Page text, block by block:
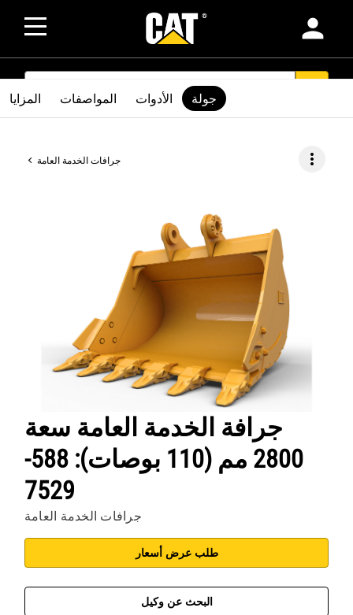
person
SEARCH
جرافات الخدمة العامة more_vert
جرافة الخدمة العامة سعة
2800 مم (110 بوصات): 588-
7529
جرافات الخدمة العامة
طلب عرض أسعار
البحث عن وكيل
المزايا المواصفات الأدوات جولة